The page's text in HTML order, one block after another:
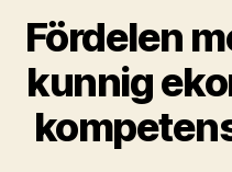
Fördelen
kunnig